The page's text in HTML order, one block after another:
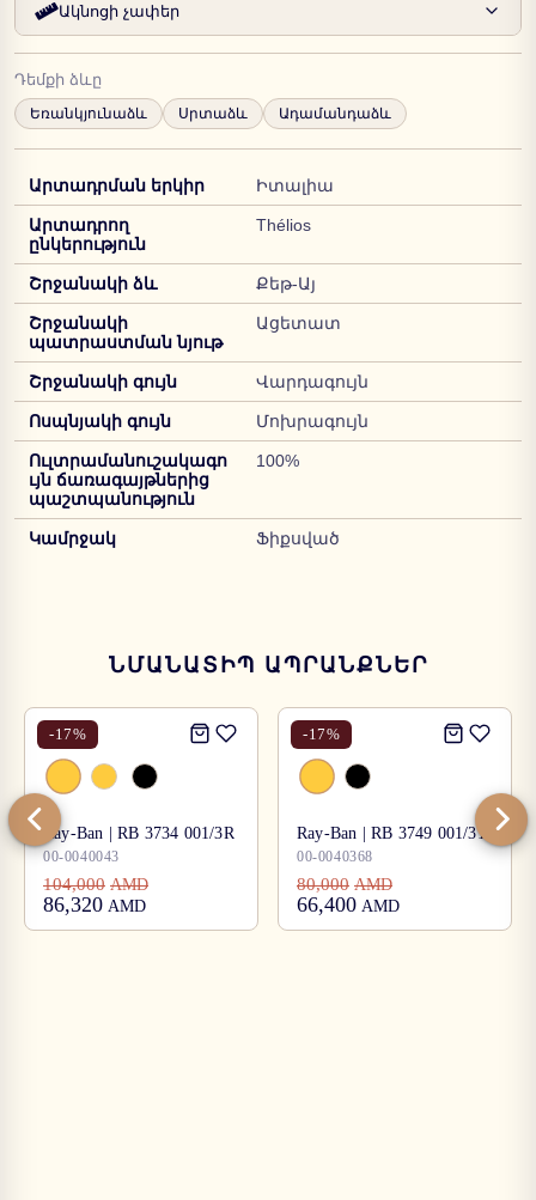
Ակնոցի չափեր
Դեմքի ձևը
Եռանկյունաձև Սրտաձև Ադամանդաձև
Արտադրման երկիր Իտալիա
Արտադրող
ընկերություն
Thélios
Շրջանակի ձև Քեթ-Այ
Շրջանակի
պատրաստման նյութ
Ացետատ
Շրջանակի գույն Վարդագույն
Ոսպնյակի գույն Մոխրագույն
Ուլտրամանուշակագո
ւյն ճառագայթներից
պաշտպանություն
100%
Կամրջակ Ֆիքսված
ՆՄԱՆԱՏԻՊ ԱՊՐԱՆՔՆԵՐ
-17%
Ray-Ban | RB 3734 001/3R
00-0040043
104,000 AMD
86,320 AMD
-17%
Ray-Ban | RB 3749 001/31
00-0040368
80,000 AMD
66,400 AMD